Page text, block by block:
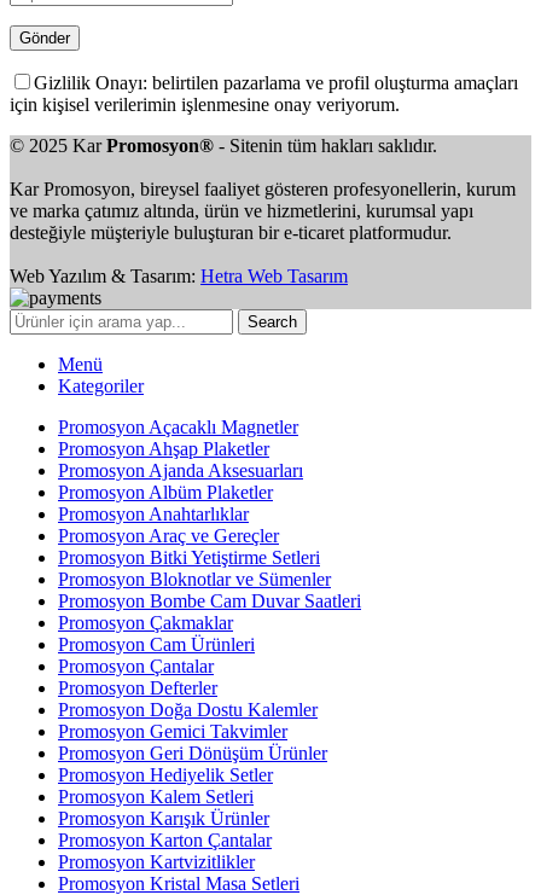
Gizlilik Onayı: belirtilen pazarlama ve profil oluşturma amaçları
için kişisel verilerimin işlenmesine onay veriyorum.
© 2025 KarPromosyon® - Sitenin tüm hakları saklıdır.
Kar Promosyon, bireysel faaliyet gösteren profesyonellerin, kurum
ve marka çatımız altında, ürün ve hizmetlerini, kurumsal yapı
desteğiyle müşteriyle buluşturan bir e-ticaret platformudur.
Web Yazılım & Tasarım: Hetra Web Tasarım
Search
Menü
Kategoriler
Promosyon Açacaklı Magnetler
Promosyon Ahşap Plaketler
Promosyon Ajanda Aksesuarları
Promosyon Albüm Plaketler
Promosyon Anahtarlıklar
Promosyon Araç ve Gereçler
Promosyon Bitki Yetiştirme Setleri
Promosyon Bloknotlar ve Sümenler
Promosyon Bombe Cam Duvar Saatleri
Promosyon Çakmaklar
Promosyon Cam Ürünleri
Promosyon Çantalar
Promosyon Defterler
Promosyon Doğa Dostu Kalemler
Promosyon Gemici Takvimler
Promosyon Geri Dönüşüm Ürünler
Promosyon Hediyelik Setler
Promosyon Kalem Setleri
Promosyon Karışık Ürünler
Promosyon Karton Çantalar
Promosyon Kartvizitlikler
Promosyon Kristal Masa Setleri